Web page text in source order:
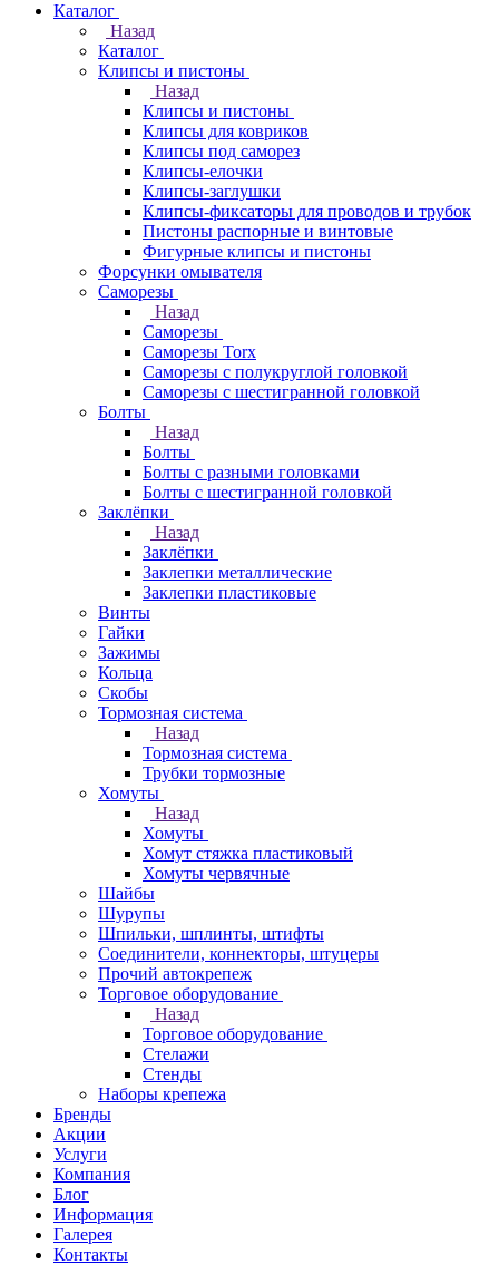
Каталог
Назад
Каталог
Клипсы и пистоны
Назад
Клипсы и пистоны
Клипсы для ковриков
Клипсы под саморез
Клипсы-елочки
Клипсы-заглушки
Клипсы-фиксаторы для проводов и трубок
Пистоны распорные и винтовые
Фигурные клипсы и пистоны
Форсунки омывателя
Саморезы
Назад
Саморезы
Саморезы Torx
Саморезы с полукруглой головкой
Саморезы с шестигранной головкой
Болты
Назад
Болты
Болты с разными головками
Болты с шестигранной головкой
Заклёпки
Назад
Заклёпки
Заклепки металлические
Заклепки пластиковые
Винты
Гайки
Зажимы
Кольца
Скобы
Тормозная система
Назад
Тормозная система
Трубки тормозные
Хомуты
Назад
Хомуты
Хомут стяжка пластиковый
Хомуты червячные
Шайбы
Шурупы
Шпильки, шплинты, штифты
Соединители, коннекторы, штуцеры
Прочий автокрепеж
Торговое оборудование
Назад
Торговое оборудование
Стелажи
Стенды
Наборы крепежа
Бренды
Акции
Услуги
Компания
Блог
Информация
Галерея
Контакты